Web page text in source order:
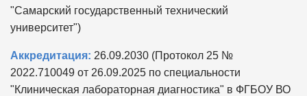
"Самарский государственный технический
университет")
Аккредитация: 26.09.2030 (Протокол 25 №
2022.710049 от 26.09.2025 по специальности
"Клиническая лабораторная диагностика" в ФГБОУ ВО